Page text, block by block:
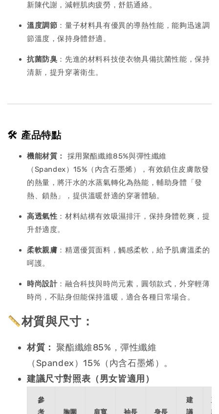
新陳代謝，減輕肌肉疲勞，舒筋通絡。
溫度調節 ：量子材料具有優異的導熱性能，能夠迅速調
節溫度，保持身體舒適。
抗菌防臭 ：先進的材料科技使衣物具備抗菌性能，保持
清新，提升穿著衛生。
🛠️ 產品特點
機能材質：
採用聚酯纖維85%與彈性纖維
（Spandex）15%（內含石墨烯），有效鎖住皮膚散發
的熱量，將汗水的水蒸氣轉化為熱能，輔助身體「發
熱、鎖熱」，提供溫暖舒適的穿著體驗。
高透氣性 ：材料結構有效吸濕排汗，保持身體乾爽，提
升舒適度。
柔軟親膚 ：精選優質面料，觸感柔軟，給予肌膚溫柔的
呵護。
時尚設計：融合科技與時尚元素，圓領款式，外穿輕薄
時尚，不貼身但能保持溫暖，適合各種日常場合。
材質與尺寸：
材質： 聚酯纖維85%，彈性纖維
（Spandex）15%（內含石墨烯）。
建議尺寸對照表（男女皆適用）
參
考
胸圍 肩寬 袖長 身長
建
議
建
議